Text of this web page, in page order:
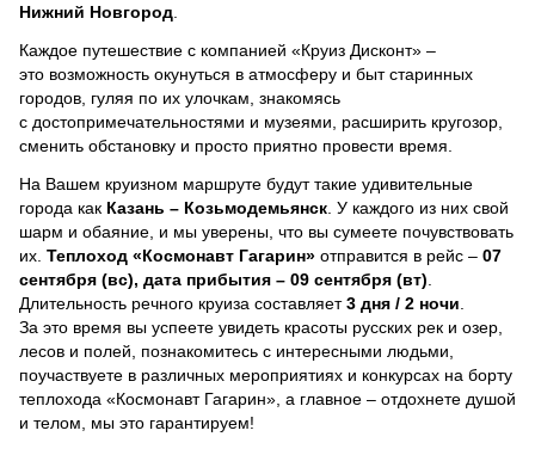
Нижний Новгород
Каждое путешествие с компанией «Круиз Дисконт» –
это возможность окунуться в атмосферу и быт старинных
городов, гуляя по их улочкам, знакомясь
с достопримечательностями и музеями, расширить кругозор,
сменить обстановку и просто приятно провести время.
На Вашем круизном маршруте будут такие удивительные
города как Казань – Козьмодемьянск . У каждого из них свой
шарм и обаяние, и мы уверены, что вы сумеете почувствовать
их. Теплоход «Космонавт Гагарин» отправится в рейс – 07
сентября (вс), дата прибытия – 09 сентября (вт)
Длительность речного круиза составляет3 дня / 2 ночи
За это время вы успеете увидеть красоты русских рек и озер,
лесов и полей, познакомитесь с интересными людьми,
поучаствуете в различных мероприятиях и конкурсах на борту
теплохода «Космонавт Гагарин», а главное – отдохнете душой
и телом, мы это гарантируем!